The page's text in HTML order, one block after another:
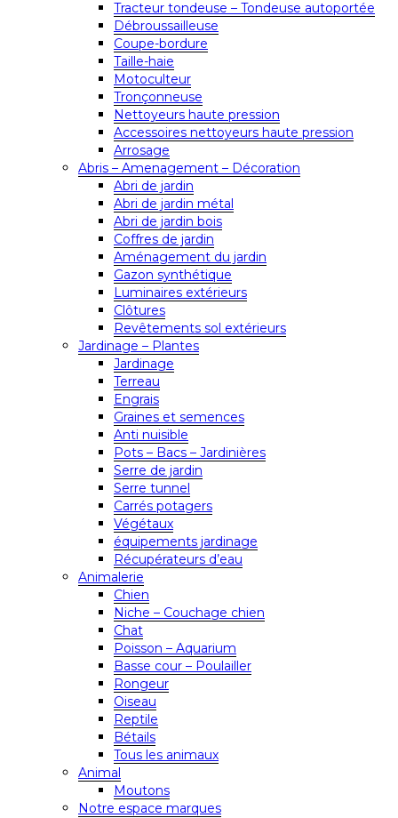
Tracteur tondeuse – Tondeuse autoportée
Débroussailleuse
Coupe-bordure
Taille-haie
Motoculteur
Tronçonneuse
Nettoyeurs haute pression
Accessoires nettoyeurs haute pression
Arrosage
Abris – Amenagement – Décoration
Abri de jardin
Abri de jardin métal
Abri de jardin bois
Coffres de jardin
Aménagement du jardin
Gazon synthétique
Luminaires extérieurs
Clôtures
Revêtements sol extérieurs
Jardinage – Plantes
Jardinage
Terreau
Engrais
Graines et semences
Anti nuisible
Pots – Bacs – Jardinières
Serre de jardin
Serre tunnel
Carrés potagers
Végétaux
équipements jardinage
Récupérateurs d’eau
Animalerie
Chien
Niche – Couchage chien
Chat
Poisson – Aquarium
Basse cour – Poulailler
Rongeur
Oiseau
Reptile
Bétails
Tous les animaux
Animal
Moutons
Notre espace marques